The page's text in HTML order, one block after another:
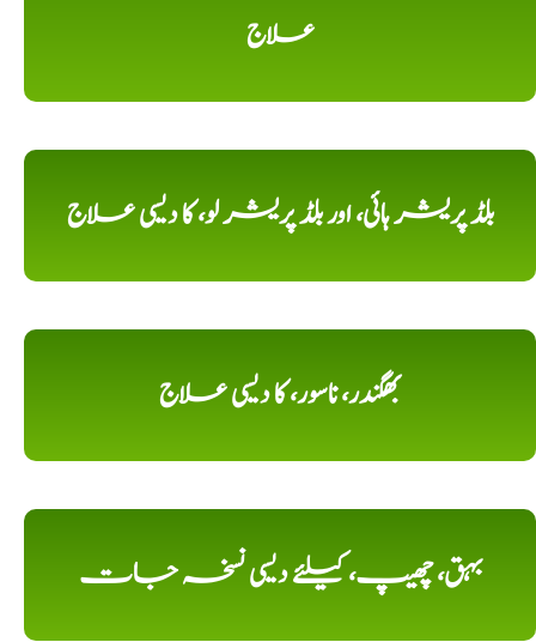
علاج
بلڈ پریشر ہائی، اور بلڈ پریشر لو، کا دیسی علاج
بھگندر، ناسور، کا دیسی علاج
بہق، چھیپ، کیلئے دیسی نسخہ جات